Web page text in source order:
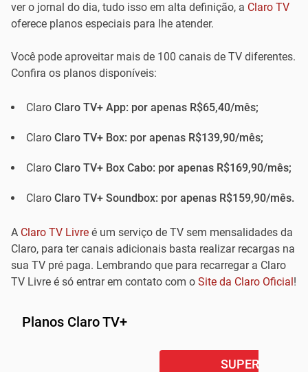
ver o jornal do dia, tudo isso em alta definição, a Claro TV
oferece planos especiais para lhe atender.
Você pode aproveitar mais de 100 canais de TV diferentes.
Confira os planos disponíveis:
Claro Claro TV+ App: por apenas R$65,40/mês;
Claro Claro TV+ Box: por apenas R$139,90/mês;
Claro Claro TV+ Box Cabo: por apenas R$169,90/mês;
Claro Claro TV+ Soundbox: por apenas R$159,90/mês.
A Claro TV Livre é um serviço de TV sem mensalidades da
Claro, para ter canais adicionais basta realizar recargas na
sua TV pré paga. Lembrando que para recarregar a Claro
TV Livre é só entrar em contato com o Site da Claro Oficial!
Planos Claro TV+
SUPER OFERTA